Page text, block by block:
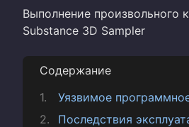
Выполнение произвольного
Substance 3D Sampler
Содержание
Уязвимое
Последствия